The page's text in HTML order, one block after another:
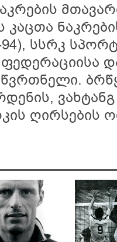
კაცთა
სსრკ
ღირსების